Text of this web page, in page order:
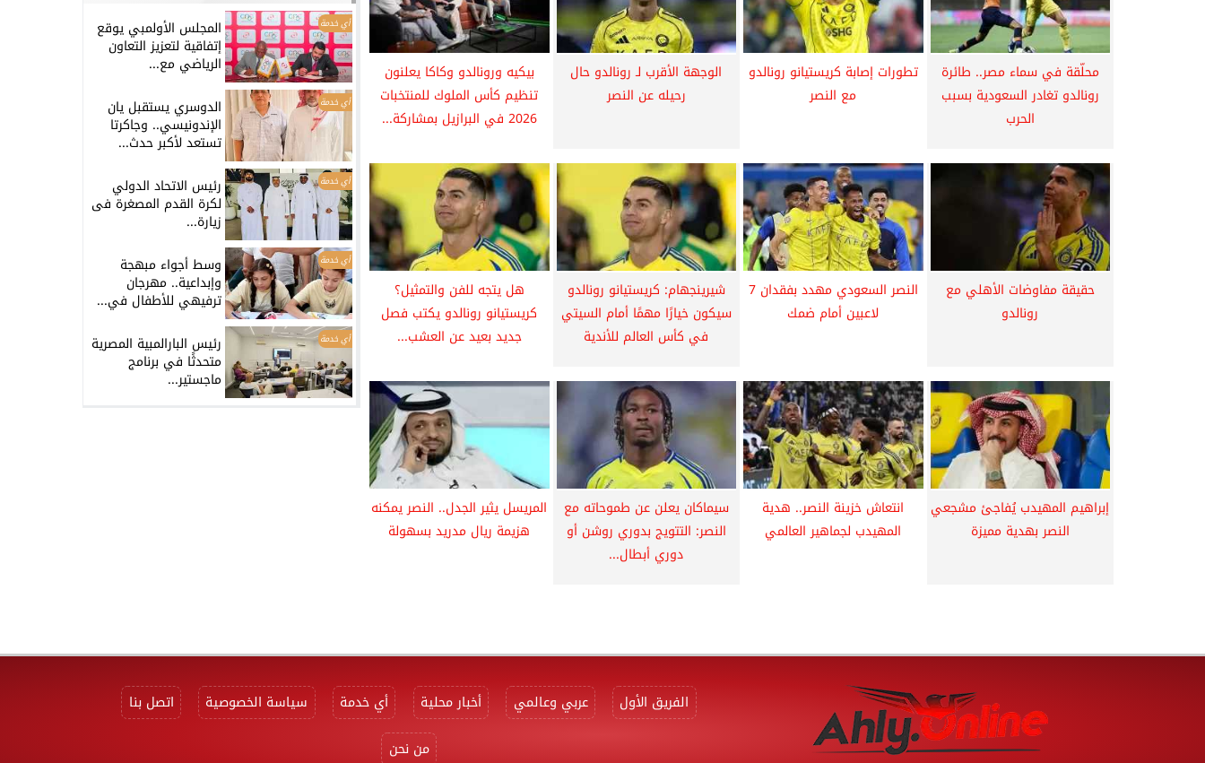
محلّقة في سماء مصر.. طائرة
رونالدو تغادر السعودية بسبب
الحرب
تطورات إصابة كريستيانو رونالدو
مع النصر
الوجهة الأقرب لـ رونالدو حال
رحيله عن النصر
بيكيه ورونالدو وكاكا يعلنون
تنظيم كأس الملوك للمنتخبات
2026 في البرازيل بمشاركة...
حقيقة مفاوضات الأهلي مع
رونالدو
النصر السعودي مهدد بفقدان 7
لاعبين أمام ضمك
شيرينجهام: كريستيانو رونالدو
سيكون خيارًا مهمًا أمام السيتي
في كأس العالم للأندية
هل يتجه للفن والتمثيل؟
كريستيانو رونالدو يكتب فصل
جديد بعيد عن العشب...
إبراهيم المهيدب يُفاجئ مشجعي
النصر بهدية مميزة
انتعاش خزينة النصر.. هدية
المهيدب لجماهير العالمي
سيماكان يعلن عن طموحاته مع
النصر: التتويج بدوري روشن أو
دوري أبطال...
المريسل يثير الجدل.. النصر يمكنه
هزيمة ريال مدريد بسهولة
أي خدمة المجلس الأولمبي يوقع
إتفاقية لتعزيز التعاون
الرياضي مع...
أي خدمة الدوسري يستقبل يان
الإندونيسي.. وجاكرتا
تستعد لأكبر حدث...
أي خدمة رئيس الاتحاد الدولي
لكرة القدم المصغرة فى
زيارة...
أي خدمة وسط أجواء مبهجة
وإبداعية.. مهرجان
ترفيهي للأطفال في...
أي خدمة رئيس البارالمبية المصرية
متحدثًا في برنامج
ماجستير...
الفريق الأول عربي وعالمي أخبار محلية أي خدمة سياسة الخصوصية
اتصل بنا
من نحن